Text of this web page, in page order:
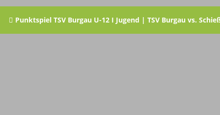
Punktspiel TSV Burgau U-12 I Jugend | TSV Burgau vs.